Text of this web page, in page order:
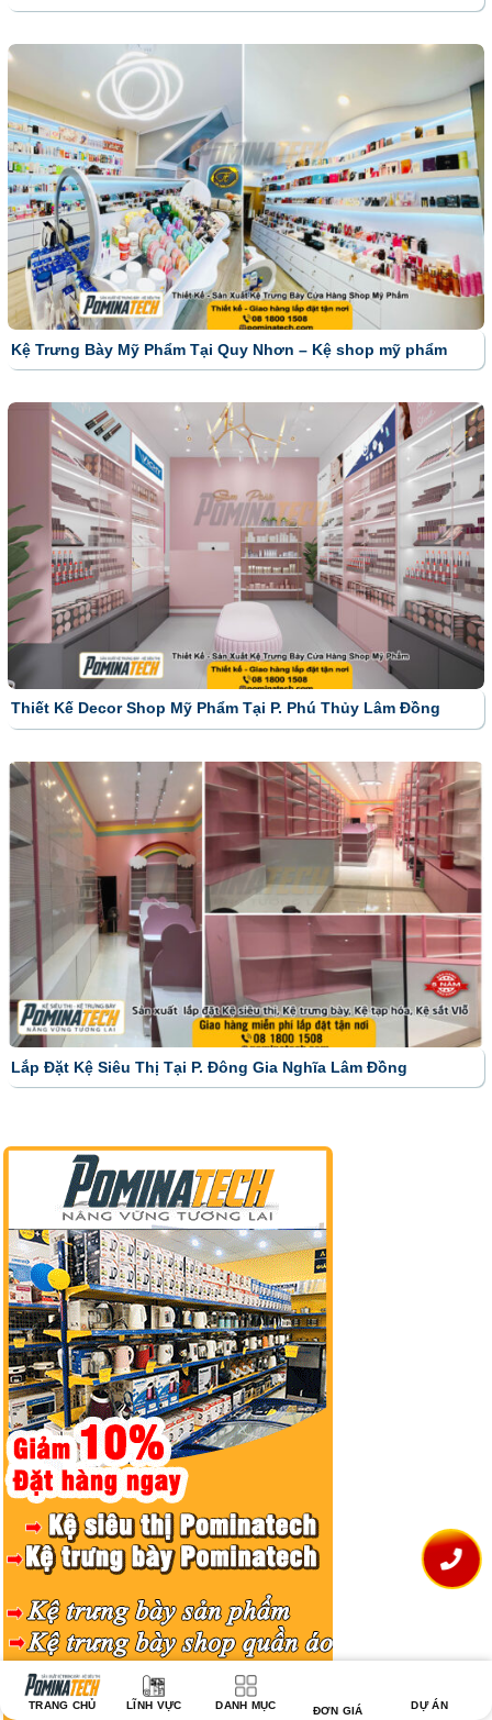
Kệ Trưng Bày Mỹ Phẩm Tại Quy Nhơn – Kệ shop mỹ phẩm
Thiết Kế Decor Shop Mỹ Phẩm Tại P. Phú Thủy Lâm Đồng
Lắp Đặt Kệ Siêu Thị Tại P. Đông Gia Nghĩa Lâm Đồng
TRANG CHỦ LĨNH VỰC DANH MỤC ĐƠN GIÁ DỰ ÁN